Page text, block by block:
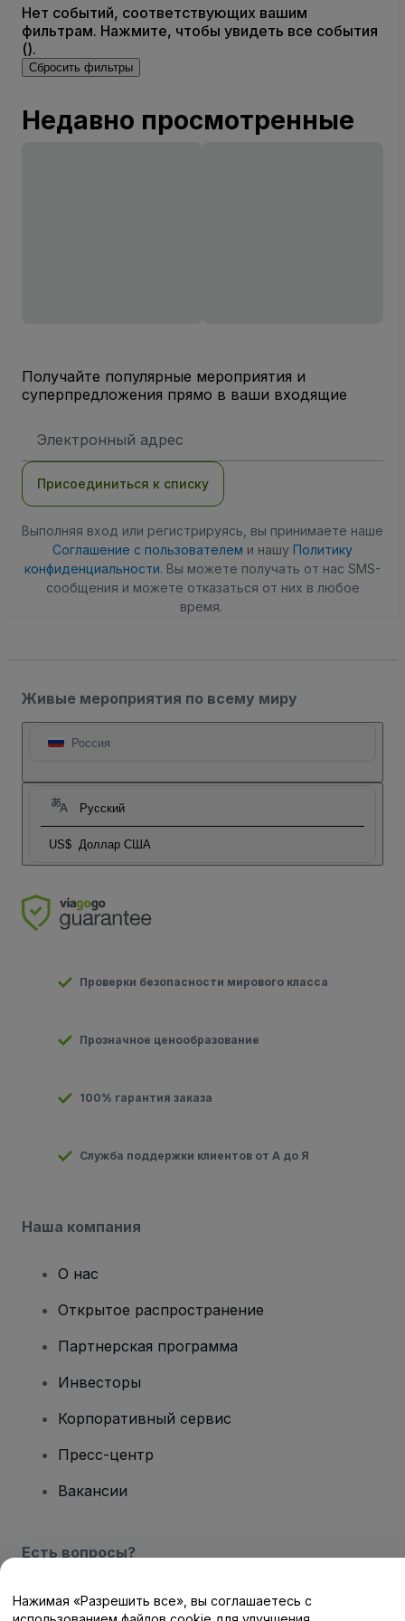
Нет событий, соответствующих вашим
фильтрам. Нажмите, чтобы увидеть все события
().
Сбросить фильтры
Недавно просмотренные
Получайте популярные мероприятия и
суперпредложения прямо в ваши входящие
электронной
Присоединиться к списку
Выполняя вход или регистрируясь, вы принимаете наше
Соглашение с пользователем и нашу Политику
конфиденциальности. Вы можете получать от нас SMS-
сообщения и можете отказаться от них в любое
время.
Живые мероприятия по всему миру
Россия
Русский
US$ Доллар США
Проверки безопасности мирового класса
Прозначное ценообразование
100% гарантия заказа
Служба поддержки клиентов от А до Я
Наша компания
О нас
Открытое распространение
Партнерская программа
Инвесторы
Корпоративный сервис
Пресс-центр
Вакансии
Есть вопросы?
Центр помощи / Свяжитесь с нами
Нажимая «Разрешить все», вы соглашаетесь с